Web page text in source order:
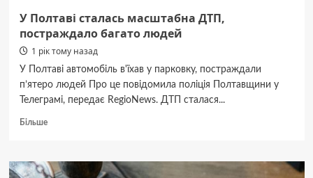
У Полтаві сталась масштабна ДТП,
постраждало багато людей
1 рік тому назад
У Полтаві автомобіль в'їхав у парковку, постраждали
п’ятеро людей Про це повідомила поліція Полтавщини у
Телеграмі, передає RegioNews. ДТП сталася...
БільшеДокладніше
Полтаві
сталась